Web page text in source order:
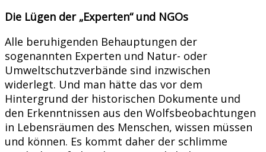
Die Lügen der „Experten“ und NGOs
Alle beruhigenden Behauptungen der
sogenannten Experten und Natur- oder
Umweltschutzverbände sind inzwischen
widerlegt. Und man hätte das vor dem
Hintergrund der historischen Dokumente und
den Erkenntnissen aus den Wolfsbeobachtungen
in Lebensräumen des Menschen, wissen müssen
und können. Es kommt daher der schlimme